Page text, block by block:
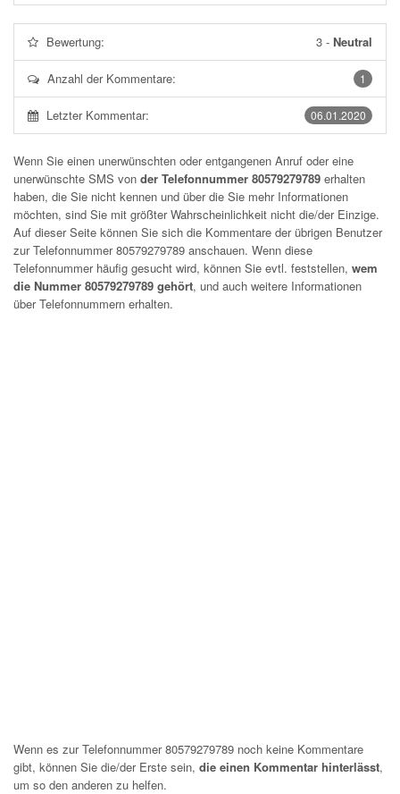
Bewertung: 3 - Neutral
1
Anzahl der Kommentare:
06.01.2020
Letzter Kommentar:
Wenn Sie einen unerwünschten oder entgangenen Anruf oder eine
unerwünschte SMS von der Telefonnummer 80579279789 erhalten
haben, die Sie nicht kennen und über die Sie mehr Informationen
möchten, sind Sie mit größter Wahrscheinlichkeit nicht die/der Einzige.
Auf dieser Seite können Sie sich die Kommentare der übrigen Benutzer
zur Telefonnummer80579279789 anschauen. Wenn diese
Telefonnummer häufig gesucht wird, können Sie evtl. feststellen, wem
die Nummer 80579279789 gehört, und auch weitere Informationen
über Telefonnummern erhalten.
Wenn es zur Telefonnummer 80579279789 noch keine Kommentare
gibt, können Sie die/der Erste sein, die einen Kommentar hinterlässt,
um so den anderen zu helfen.